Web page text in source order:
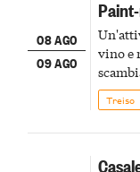
08 AGO
09 AGO
vino e
Treiso